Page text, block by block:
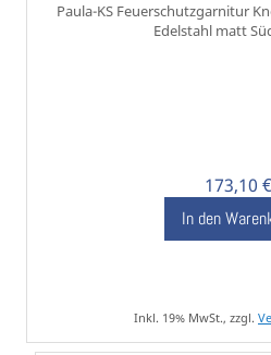
Paula-KS Feuerschutzgarnitur
Edelstahl matt
173,10 €
In den
Inkl. 19% MwSt., zzgl.